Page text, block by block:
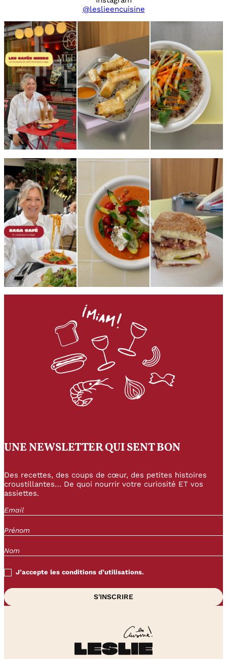
@leslieencuisine
UNE NEWSLETTER QUI SENT BON
Des recettes, des coups de cœur, des petites histoires
croustillantes… De quoi nourrir votre curiosité ET vos
assiettes.
J’accepte les conditions d’utilisations.